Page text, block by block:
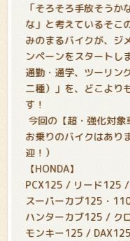
「そろそろ手放そう
な」と考えているそこ
みのまるバイクが、ジ
ンペーンをスタートし
通勤・通学、ツーリン
二種）」を、どこより
す！
今回の【超・強化対象
お乗りのバイクはあり
迎！）
【HONDA】
PCX125 / リード125
スーパーカブ125・
ハンターカブ125 / ク
モンキー125 /